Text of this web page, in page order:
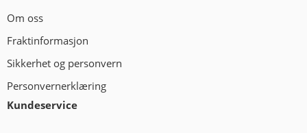
Om oss
Fraktinformasjon
Sikkerhet og personvern
Personvernerklæring
Kundeservice